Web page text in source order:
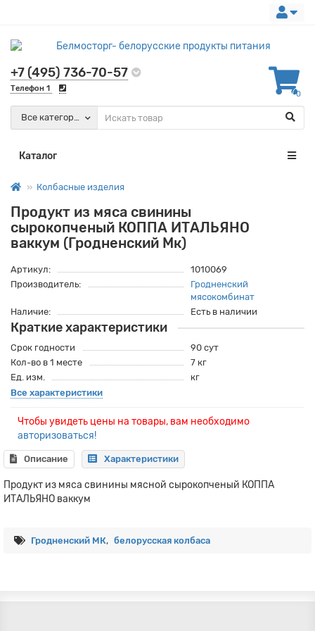
+7 (495) 736-70-57
Телефон 1
0
Все категории
Каталог
Колбасные изделия
Продукт из мяса свинины
сырокопченый КОППА ИТАЛЬЯНО
ваккум (Гродненский Мк)
Артикул:
1010069
Производитель:
Гродненский
мясокомбинат
Наличие:
Есть в наличии
Краткие характеристики
Срок годности
90 сут
Кол-во в 1 месте
7 кг
Ед. изм.
кг
Все характеристики
Чтобы увидеть цены на товары, вам необходимо
авторизоваться!
Описание Характеристики
Продукт из мяса свинины мясной сырокопченый КОППА
ИТАЛЬЯНО ваккум
Гродненский МК, белорусская колбаса